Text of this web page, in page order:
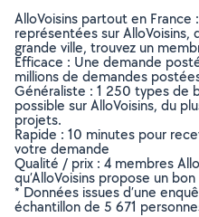
AlloVoisins partout en
représentées sur AlloVoisins,
grande ville, trouvez un
Efficace : Une demande
millions de demandes
Généraliste : 1 250 types de
possible sur AlloVoisins, du
projets.
Rapide : 10 minutes pour
votre demande
Qualité / prix : 4 membres
qu’AlloVoisins propose un
* Données issues d’une
échantillon de 5 671